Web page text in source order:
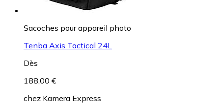
Sacoches pour appareil photo
Tenba Axis Tactical 24L
Dès
188,00 €
chez Kamera Express